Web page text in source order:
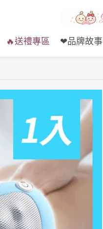
🔥送禮專區 ❤品牌故事